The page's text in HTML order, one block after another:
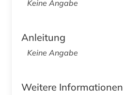
Keine Angabe
Anleitung
Keine Angabe
Weitere Informationen